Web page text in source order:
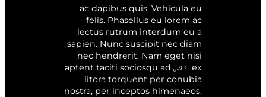
ac dapibus quis, Vehicula eu
felis. Phasellus eu lorem ac
lectus rutrum interdum eu a
sapien. Nunc suscipit nec diam
nec hendrerit. Nam eget nisi
ex. کلاس aptent taciti sociosqu ad
litora torquent per conubia
nostra, per inceptos himenaeos.